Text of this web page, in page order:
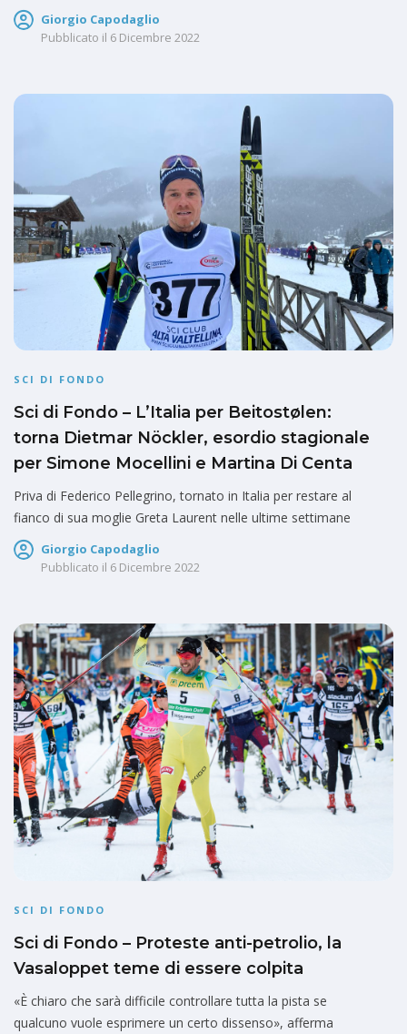
Giorgio Capodaglio
Pubblicato il 6 Dicembre 2022
SCI DI FONDO
Sci di Fondo – L’Italia per Beitostølen:
torna Dietmar Nöckler, esordio stagionale
per Simone Mocellini e Martina Di Centa
Priva di Federico Pellegrino, tornato in Italia per restare al
fianco di sua moglie Greta Laurent nelle ultime settimane
Giorgio Capodaglio
Pubblicato il 6 Dicembre 2022
SCI DI FONDO
Sci di Fondo – Proteste anti-petrolio, la
Vasaloppet teme di essere colpita
«È chiaro che sarà difficile controllare tutta la pista se
qualcuno vuole esprimere un certo dissenso», afferma